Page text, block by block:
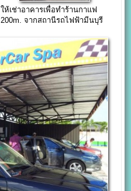
ให้เช่าอาคารเพื่อทำร้านกาแฟ
200m. จากสถานีรถไฟฟ้ามีนบุรี